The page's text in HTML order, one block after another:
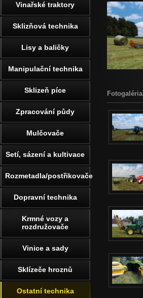
Fotogaléria
Vinařské traktory
Sklizňová technika
Lisy a baličky
Manipulační technika
Sklizeň píce
Zpracování půdy
Mulčovače
Setí, sázení a kultivace
Rozmetadla/postřikovače
Dopravní technika
Krmné vozy a
rozdružovače
Vinice a sady
Sklízeče hroznů
Ostatní technika